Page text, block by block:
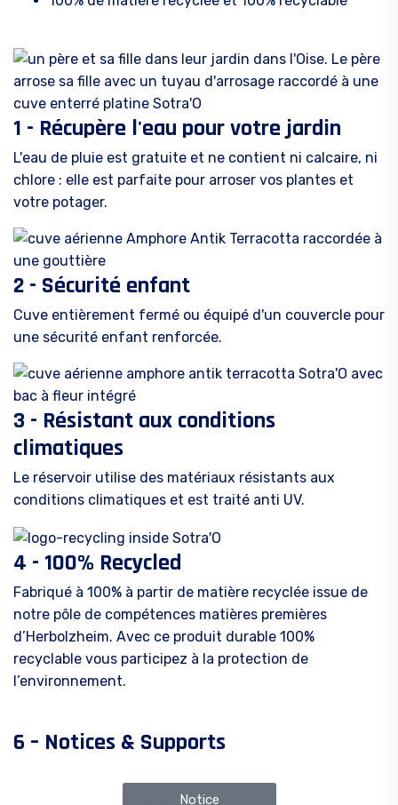
1 - Récupère l'eau pour votre jardin
L'eau de pluie est gratuite et ne contient ni calcaire, ni
chlore : elle est parfaite pour arroser vos plantes et
votre potager.
2 - Sécurité enfant
Cuve entièrement fermé ou équipé d'un couvercle pour
une sécurité enfant renforcée.
3 - Résistant aux conditions
climatiques
Le réservoir utilise des matériaux résistants aux
conditions climatiques et est traité anti UV.
4 - 100% Recycled
Fabriqué à 100% à partir de matière recyclée issue de
notre pôle de compétences matières premières
d’Herbolzheim. Avec ce produit durable 100%
recyclable vous participez à la protection de
l’environnement.
6 – Notices & Supports
Notice